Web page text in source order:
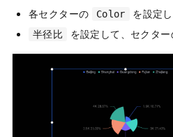
各セクターの
Color を設定し
半径比 を設定して、セクター